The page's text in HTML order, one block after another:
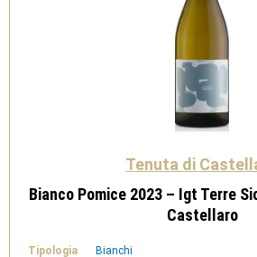
Tenuta di
Bianco Pomice 2023 – Igt Terre
Castellaro
Tipologia
Bianchi